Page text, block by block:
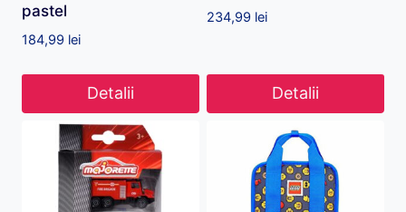
pastel
184,99 lei
Detalii
234,99 lei
Detalii